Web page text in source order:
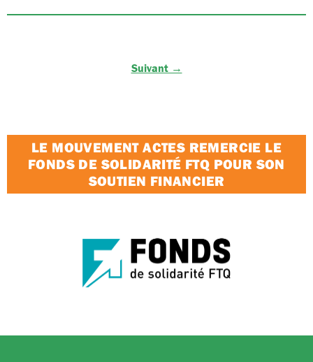
Suivant →
LE MOUVEMENT ACTES REMERCIE LE
FONDS DE SOLIDARITÉ FTQ POUR SON
SOUTIEN FINANCIER